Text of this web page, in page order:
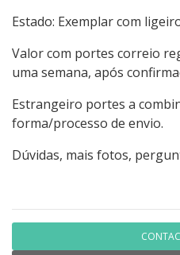
Estado: Exemplar com
Valor com portes correio
uma semana, após
Estrangeiro portes a
forma/processo de envio.
Dúvidas, mais fotos,